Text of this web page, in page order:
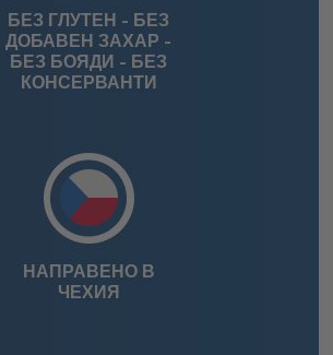
БЕЗ ГЛУТЕН - БЕЗ
ДОБАВЕН ЗАХАР -
БЕЗ БОЯДИ - БЕЗ
КОНСЕРВАНТИ
НАПРАВЕНО В
ЧЕХИЯ